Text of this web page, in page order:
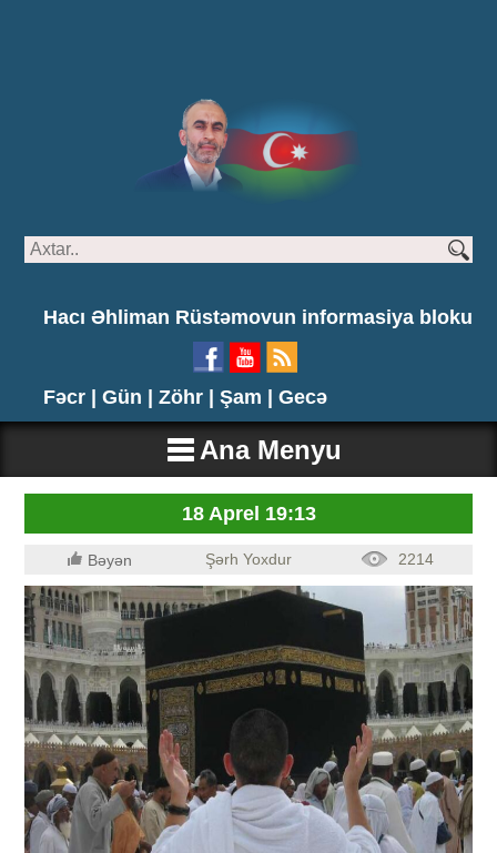
Hacı Əhliman Rüstəmovun informasiya bloku
Fəcr | Gün | Zöhr | Şam | Gecə
Ana Menyu
18 Aprel 19:13
Bəyən Şərh Yoxdur 2214